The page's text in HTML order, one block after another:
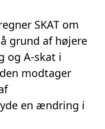
SKAT om
grund af højere
og A-skat i
modtager
en ændring i